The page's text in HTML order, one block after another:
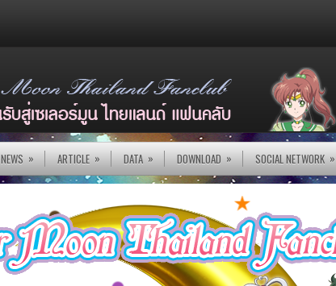
NEWS » ARTICLE » DATA » DOWNLOAD » SOCIAL NETWORK »